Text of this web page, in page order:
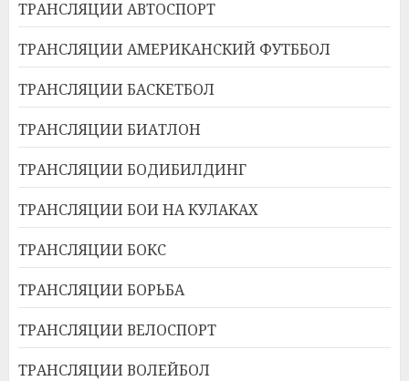
ТРАНСЛЯЦИИ АВТОСПОРТ
ТРАНСЛЯЦИИ АМЕРИКАНСКИЙ ФУТББОЛ
ТРАНСЛЯЦИИ БАСКЕТБОЛ
ТРАНСЛЯЦИИ БИАТЛОН
ТРАНСЛЯЦИИ БОДИБИЛДИНГ
ТРАНСЛЯЦИИ БОИ НА КУЛАКАХ
ТРАНСЛЯЦИИ БОКС
ТРАНСЛЯЦИИ БОРЬБА
ТРАНСЛЯЦИИ ВЕЛОСПОРТ
ТРАНСЛЯЦИИ ВОЛЕЙБОЛ